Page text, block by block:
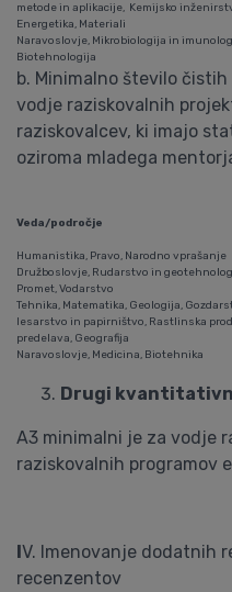
metode in aplikacije, Kemijsko
Energetika, Materiali
Naravoslovje, Mikrobiologija in
Biotehnologija
b. Minimalno število
vodje raziskovalnih
raziskovalcev, ki imajo
oziroma mladega
Veda/področje
Humanistika, Pravo, Narodno vprašanje
Družboslovje, Rudarstvo in
Promet, Vodarstvo
Tehnika, Matematika, Geologija,
lesarstvo in papirništvo, Rastlinska
predelava, Geografija
Naravoslovje, Medicina, Biotehnika
Drugi
A3 minimalni je za vodje
raziskovalnih programov
IV. Imenovanje dodatnih
recenzentov